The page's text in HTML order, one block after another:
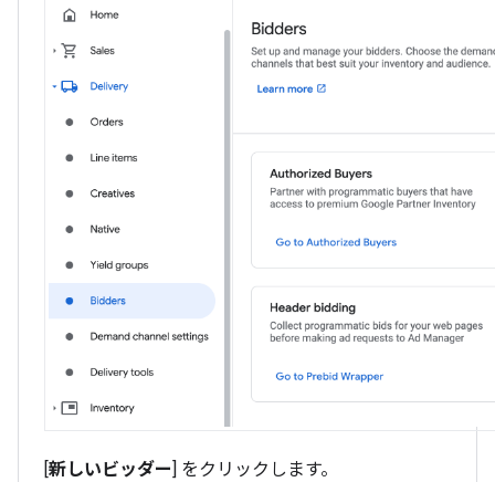
新しいビッダー ] をクリックします。